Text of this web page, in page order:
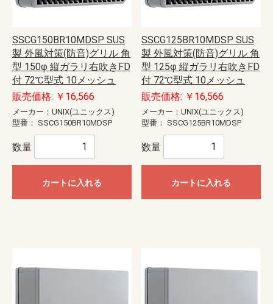
SSCG150BR10MDSP SUS
製 外風対策(防音)グリル 角
型 150φ 縦ガラリ右吹きFD
付 72℃型式 10メッシュ
販売価格: ￥16,566
メーカー：UNIX(ユニックス)
型番： SSCG150BR10MDSP
数量
カートに入れる
SSCG125BR10MDSP SUS
製 外風対策(防音)グリル 角
型 125φ 縦ガラリ右吹きFD
付 72℃型式 10メッシュ
販売価格: ￥16,566
メーカー：UNIX(ユニックス)
型番： SSCG125BR10MDSP
数量
カートに入れる